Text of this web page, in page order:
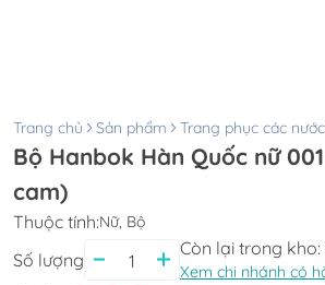
Trang chủ Sản phẩm Trang phục các nước
Bộ Hanbok Hàn Quốc nữ
cam)
Thuộc tính:Nữ, Bộ
Số lượng
Còn lại trong kho:
Xem chi nhánh có